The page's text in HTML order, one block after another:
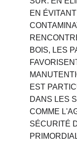
EN
BOIS, LES
EST
DANS LES
COMME
SÉCURITÉ